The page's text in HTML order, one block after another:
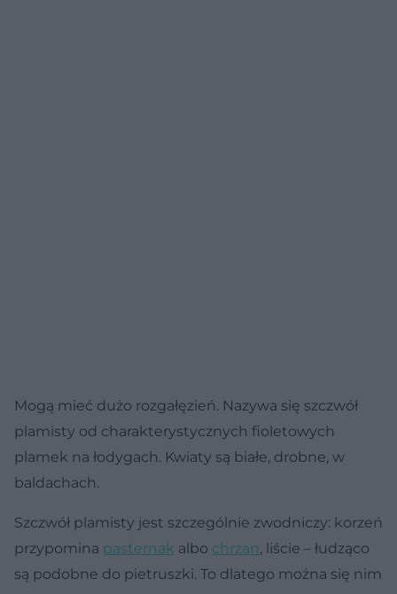
Mogą mieć dużo rozgałęzień. Nazywa się szczwół
plamisty od charakterystycznych fioletowych
plamek na łodygach. Kwiaty są białe, drobne, w
baldachach.
Szczwół plamisty jest szczególnie zwodniczy: korzeń
przypomina pasternak albo chrzan, liście – łudząco
są podobne do pietruszki. To dlatego można się nim